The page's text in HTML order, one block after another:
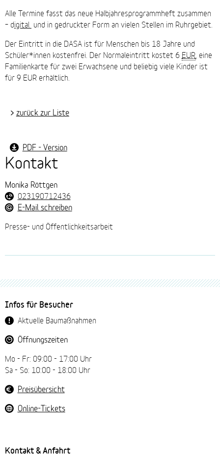
Alle Termine fasst das neue Halbjahresprogrammheft zusammen
– digital und in gedruckter Form an vielen Stellen im Ruhrgebiet.
Der Eintritt in die DASA ist für Menschen bis 18 Jahre und
Schüler*innen kostenfrei. Der Normaleintritt kostet 6 EUR , eine
Familienkarte für zwei Erwachsene und beliebig viele Kinder ist
für 9 EUR erhältlich.
zurück zur Liste
PDF - Version
Kontakt
Monika Röttgen
023190712436
E-Mail schreiben
Presse- und Öffentlichkeitsarbeit
Fussbereich-
Navigation
Infos für Besucher
Aktuelle Baumaßnahmen
Öffnungszeiten
Mo - Fr: 09:00 - 17:00 Uhr
Sa - So: 10:00 - 18:00 Uhr
Preisübersicht
Online-Tickets
Kontakt & Anfahrt